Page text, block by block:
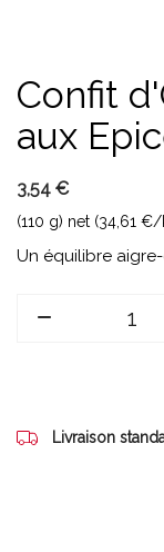
Confit
aux
3,54 €
(110 g) net (34,61 €/
Un équilibre
Livraison